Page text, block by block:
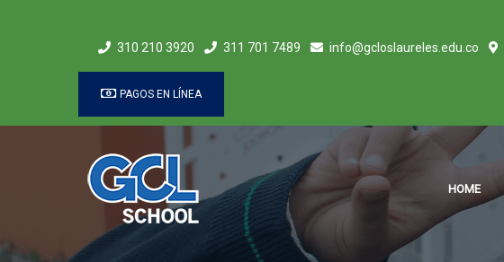
310 210 3920 311 701 7489 info@gcloslaureles.edu.co
PAGOS EN LÍNEA
HOME